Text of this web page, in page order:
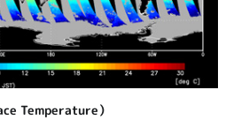
Temperature）